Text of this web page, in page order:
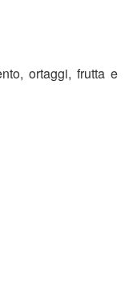
ortaggi, frutta e